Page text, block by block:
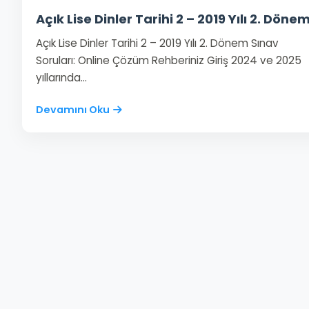
Açık Lise Dinler Tarihi 2 – 2019 Yılı 2.
Açık Lise Dinler Tarihi 2 – 2019 Yılı 2. Dönem Sınav
Soruları: Online Çözüm Rehberiniz Giriş 2024 ve 2025
yıllarında…
Devamını Oku